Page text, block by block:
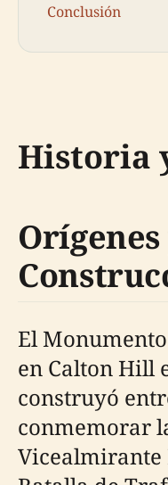
Conclusión
Historia
Orígenes
El
en Calton Hill
construyó
conmemorar
Vicealmirante